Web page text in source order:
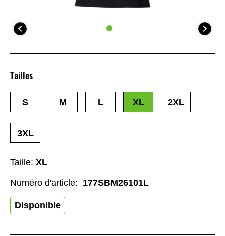
Taille: XL
Disponible
Tailles
S M L XL 2XL
3XL
Numéro d'article: 177SBM26101L